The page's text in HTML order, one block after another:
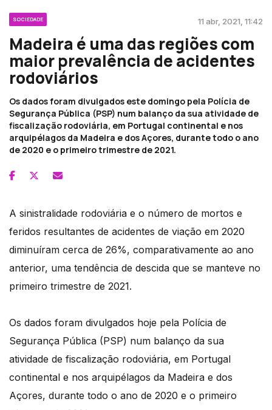
SOCIEDADE 11 abr, 2021, 11:42
Madeira é uma das regiões com
maior prevalência de acidentes
rodoviários
Os dados foram divulgados este domingo pela Polícia de
Segurança Pública (PSP) num balanço da sua atividade de
fiscalização rodoviária, em Portugal continental e nos
arquipélagos da Madeira e dos Açores, durante todo o ano
de 2020 e o primeiro trimestre de 2021.
A sinistralidade rodoviária e o número de mortos e
feridos resultantes de acidentes de viação em 2020
diminuíram cerca de 26%, comparativamente ao ano
anterior, uma tendência de descida que se manteve no
primeiro trimestre de 2021.
Os dados foram divulgados hoje pela Polícia de
Segurança Pública (PSP) num balanço da sua
atividade de fiscalização rodoviária, em Portugal
continental e nos arquipélagos da Madeira e dos
Açores, durante todo o ano de 2020 e o primeiro